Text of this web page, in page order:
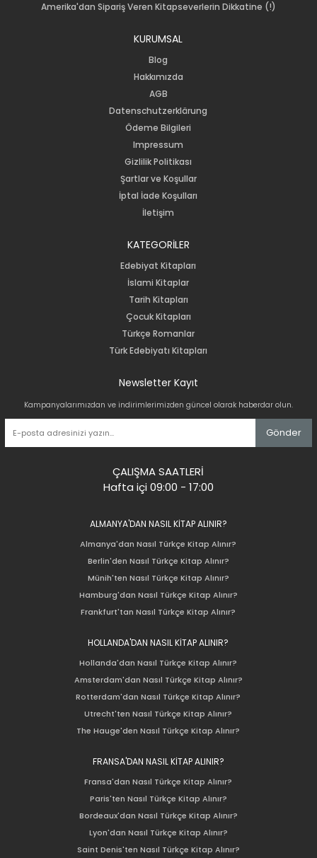
Amerika'dan Sipariş Veren Kitapseverlerin Dikkatine (!)
KURUMSAL
Blog
Hakkımızda
AGB
Datenschutzerklärung
Ödeme Bilgileri
Impressum
Gizlilik Politikası
Şartlar ve Koşullar
İptal İade Koşulları
İletişim
KATEGORİLER
Edebiyat Kitapları
İslami Kitaplar
Tarih Kitapları
Çocuk Kitapları
Türkçe Romanlar
Türk Edebiyatı Kitapları
Newsletter Kayıt
Kampanyalarımızdan ve indirimlerimizden güncel olarak haberdar olun.
Gönder
ÇALIŞMA SAATLERİ
Hafta içi 09:00 - 17:00
ALMANYA'DAN NASIL KİTAP ALINIR?
Almanya'dan Nasıl Türkçe Kitap Alınır?
Berlin'den Nasıl Türkçe Kitap Alınır?
Münih'ten Nasıl Türkçe Kitap Alınır?
Hamburg'dan Nasıl Türkçe Kitap Alınır?
Frankfurt'tan Nasıl Türkçe Kitap Alınır?
HOLLANDA'DAN NASIL KİTAP ALINIR?
Hollanda'dan Nasıl Türkçe Kitap Alınır?
Amsterdam'dan Nasıl Türkçe Kitap Alınır?
Rotterdam'dan Nasıl Türkçe Kitap Alınır?
Utrecht'ten Nasıl Türkçe Kitap Alınır?
The Hauge'den Nasıl Türkçe Kitap Alınır?
FRANSA'DAN NASIL KİTAP ALINIR?
Fransa'dan Nasıl Türkçe Kitap Alınır?
Paris'ten Nasıl Türkçe Kitap Alınır?
Bordeaux'dan Nasıl Türkçe Kitap Alınır?
Lyon'dan Nasıl Türkçe Kitap Alınır?
Saint Denis'ten Nasıl Türkçe Kitap Alınır?